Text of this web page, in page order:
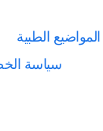
الطبية
سياسة